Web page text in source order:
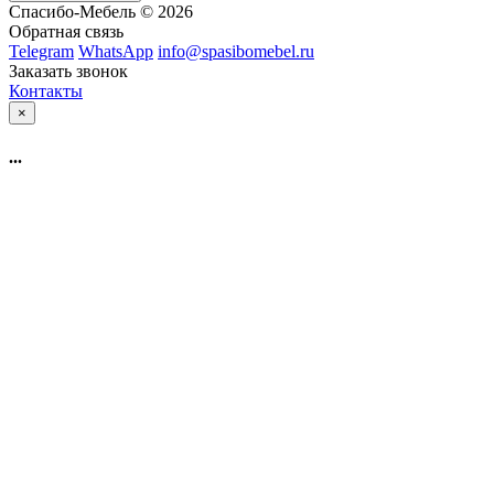
Спасибо-Мебель © 2026
Обратная связь
Telegram WhatsApp info@spasibomebel.ru
Заказать звонок
Контакты
×
...